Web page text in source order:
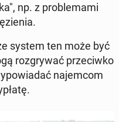
np. z pro­ble­ma­mi
system ten może być
roz­gry­wać prze­ciw­ko
na­jem­com